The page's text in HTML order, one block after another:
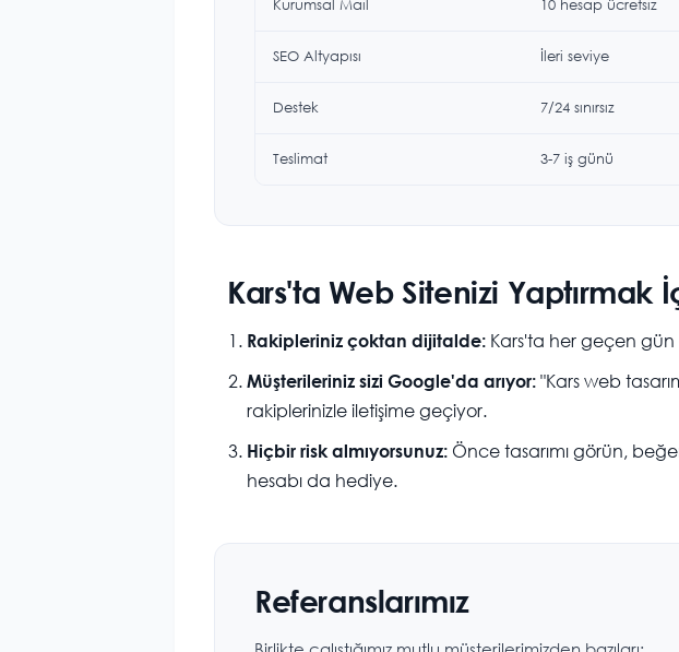
Kurumsal Mail 10 hesap ücretsiz
SEO Altyapısı İleri seviye
Destek 7/24 sınırsız
Teslimat 3-7 iş günü
Kars'ta Web Sitenizi Yaptırmak
Rakipleriniz çoktan dijitalde: Kars'ta her geçen gün
Müşterileriniz sizi Google'da arıyor: "Kars web
rakiplerinizle iletişime geçiyor.
Hiçbir risk almıyorsunuz: Önce tasarımı görün,
hesabı da hediye.
Referanslarımız